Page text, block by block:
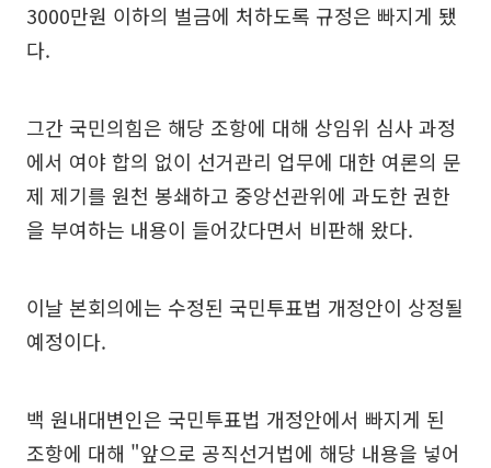
3000만원 이하의 벌금에 처하도록 규정은 빠지게 됐
다.
그간 국민의힘은 해당 조항에 대해 상임위 심사 과정
에서 여야 합의 없이 선거관리 업무에 대한 여론의 문
제 제기를 원천 봉쇄하고 중앙선관위에 과도한 권한
을 부여하는 내용이 들어갔다면서 비판해 왔다.
이날 본회의에는 수정된 국민투표법 개정안이 상정될
예정이다.
백 원내대변인은 국민투표법 개정안에서 빠지게 된
조항에 대해 "앞으로 공직선거법에 해당 내용을 넣어